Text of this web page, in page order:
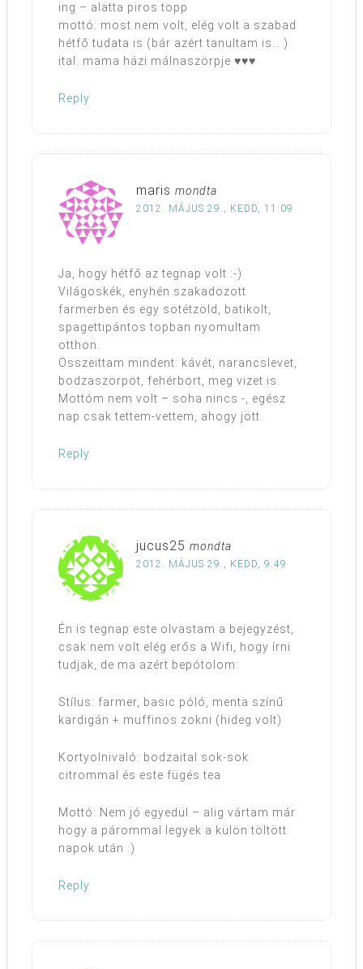
ing – alatta piros topp
mottó: most nem volt, elég volt a szabad
hétfő tudata is (bár azért tanultam is… )
ital: mama házi málnaszörpje ♥♥♥
Reply
maris mondta
2012. MÁJUS 29., KEDD, 11:09
Ja, hogy hétfő az tegnap volt :-)
Világoskék, enyhén szakadozott
farmerben és egy sötétzöld, batikolt,
spagettipántos topban nyomultam
otthon.
Összeittam mindent: kávét, narancslevet,
bodzaszörpöt, fehérbort, meg vizet is.
Mottóm nem volt – soha nincs -, egész
nap csak tettem-vettem, ahogy jött.
Reply
jucus25 mondta
2012. MÁJUS 29., KEDD, 9:49
Én is tegnap este olvastam a bejegyzést,
csak nem volt elég erős a Wifi, hogy írni
tudjak, de ma azért bepótolom:
Stílus: farmer, basic póló, menta színű
kardigán + muffinos zokni (hideg volt)
Kortyolnivaló: bodzaital sok-sok
citrommal és este fügés tea
Mottó: Nem jó egyedül – alig vártam már
hogy a párommal legyek a külön töltött
napok után :)
Reply